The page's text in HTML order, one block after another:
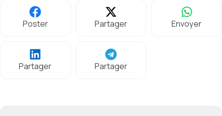
Poster Partager Envoyer
Partager Partager